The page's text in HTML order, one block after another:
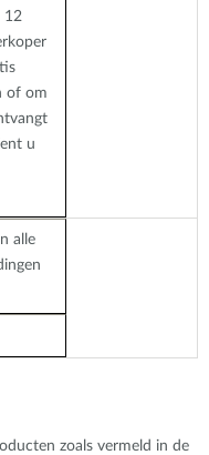
12
of om
u
alle
zoals vermeld in de